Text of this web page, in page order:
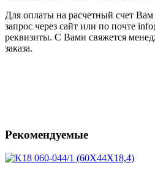
Для оплаты на расчетный счет
запрос через сайт или по почте
реквизиты. С Вами свяжется
заказа.
Рекомендуемые